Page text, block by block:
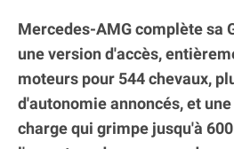
Mercedes-AMG complète sa
une version d'accès,
moteurs pour 544 chevaux,
d'autonomie annoncés, et
charge qui grimpe jusqu'à